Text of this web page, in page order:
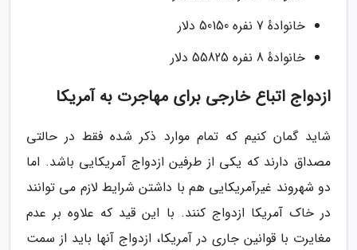
خانوادهٔ 7 نفره 50150 دلار
خانوادهٔ 8 نفره 55825 دلار
ازدواج اتباع خارجی برای مهاجرت به آمریکا
شاید گمان کنیم که تمام موارد ذکر شده فقط در حالتی
مصداق دارند که یکی از طرفین ازدواج آمریکایی باشد. اما
دو شهروند غیرآمریکایی هم با داشتن شرایط لازم می توانند
در خاک آمریکا ازدواج کنند. با این قید که علاوه بر عدم
مغایرت با قوانین جاری در آمریکا، ازدواج آنها باید از سمت